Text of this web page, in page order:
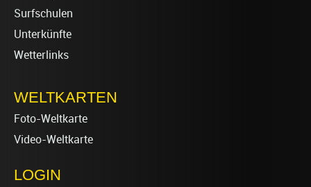
Surfschulen
Unterkünfte
Wetterlinks
WELTKARTEN
Foto-Weltkarte
Video-Weltkarte
LOGIN